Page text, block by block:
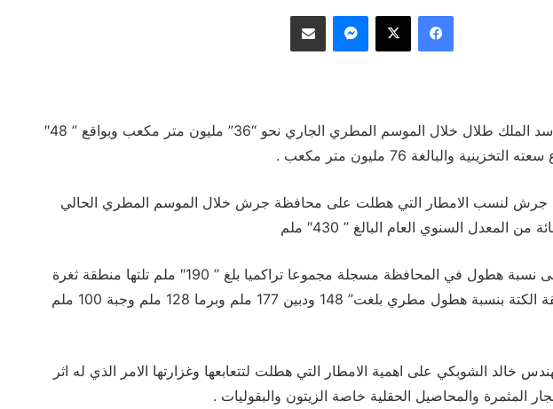
فيسبوك ‫X ماسنجر مشاركة عبر البريد
بلغت نسبة تخزين المياه في سد الملك طلال خلال الموسم المطري الجاري نحو “36” مليون متر مكعب وبواقع ” 48″
والبالغة 76 مليون متر مكعب .
جرش لنسب الامطار التي هطلت على محافظة جرش خلال الموسم المطري الحالي
حيث سجلت مدينة سوف اعلى نسبة هطول في المحافظة مسجلة مجموعا تراكميا بلغ ” 190″ ملم تلتها منطقة ثغرة
عصفور ب “180” ملم ومنطقة الكتة بنسبة هطول مطري بلغت” 148 ودبين 177 ملم وبرما 128 ملم وجبة 100 ملم
خالد الشوبكي على اهمية الامطار التي هطلت لتتعابعها وغزارتها الامر الذي له اثر
المثمرة والمحاصيل الحقلية خاصة الزيتون والبقوليات .